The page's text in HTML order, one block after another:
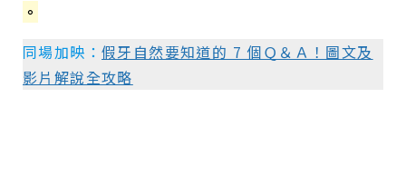
。
同場加映： 假牙自然要知道的 7 個Ｑ＆Ａ！圖文及
影片解說全攻略